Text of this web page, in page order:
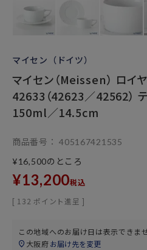
マイセン（ドイツ）
マイセン（Meissen） ロイ
42633（42623／42562）
150ml／14.5cm
商品番号
405167421535
¥16,500のところ
¥13,200税込
[ 132 ポイント進呈 ]
この地域へのお届け日は表示できま
大阪府お届け先を変更